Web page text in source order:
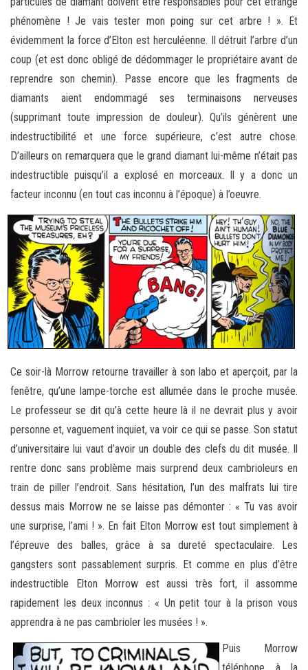
phénomène ! Je vais tester mon poing sur cet arbre ! ». Et
évidemment la force d’Elton est herculéenne. Il détruit l’arbre d’un
coup (et est donc obligé de dédommager le propriétaire avant de
reprendre son chemin). Passe encore que les fragments de
diamants aient endommagé ses terminaisons nerveuses
(supprimant toute impression de douleur). Qu’ils génèrent une
indestructibilité et une force supérieure, c’est autre chose.
D’ailleurs on remarquera que le grand diamant lui-même n’était pas
indestructible puisqu’il a explosé en morceaux. Il y a donc un
facteur inconnu (en tout cas inconnu à l’époque) à l’oeuvre.
Ce soir-là Morrow retourne travailler à son labo et aperçoit, par la
fenêtre, qu’une lampe-torche est allumée dans le proche musée.
Le professeur se dit qu’à cette heure là il ne devrait plus y avoir
personne et, vaguement inquiet, va voir ce qui se passe. Son statut
d’universitaire lui vaut d’avoir un double des clefs du dit musée. Il
rentre donc sans problème mais surprend deux cambrioleurs en
train de piller l’endroit. Sans hésitation, l’un des malfrats lui tire
dessus mais Morrow ne se laisse pas démonter : « Tu vas avoir
une surprise, l’ami ! ». En fait Elton Morrow est tout simplement à
l’épreuve des balles, grâce à sa dureté spectaculaire. Les
gangsters sont passablement surpris. Et comme en plus d’être
indestructible Elton Morrow est aussi très fort, il assomme
rapidement les deux inconnus : « Un petit tour à la prison vous
apprendra à ne pas cambrioler les musées ! ».
Puis Morrow